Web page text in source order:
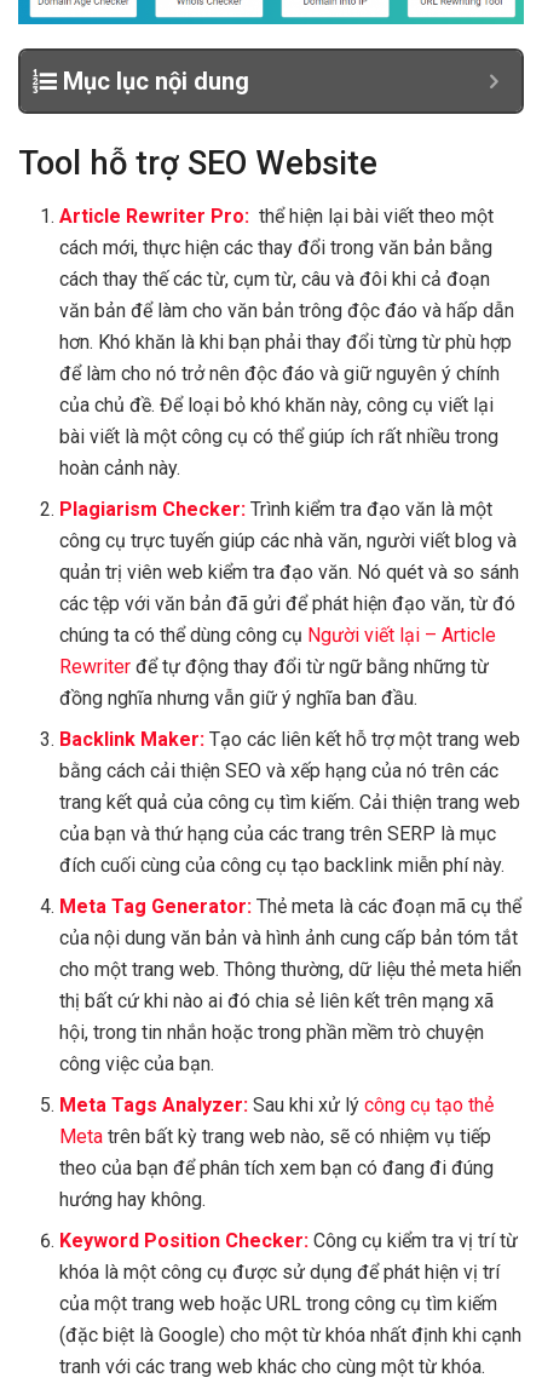
Mục lục nội dung
Tool hỗ trợ SEO Website
Article Rewriter Pro: thể hiện lại bài viết theo một
cách mới, thực hiện các thay đổi trong văn bản bằng
cách thay thế các từ, cụm từ, câu và đôi khi cả đoạn
văn bản để làm cho văn bản trông độc đáo và hấp dẫn
hơn. Khó khăn là khi bạn phải thay đổi từng từ phù hợp
để làm cho nó trở nên độc đáo và giữ nguyên ý chính
của chủ đề. Để loại bỏ khó khăn này, công cụ viết lại
bài viết là một công cụ có thể giúp ích rất nhiều trong
hoàn cảnh này.
Plagiarism Checker: Trình kiểm tra đạo văn là một
công cụ trực tuyến giúp các nhà văn, người viết blog và
quản trị viên web kiểm tra đạo văn. Nó quét và so sánh
các tệp với văn bản đã gửi để phát hiện đạo văn, từ đó
chúng ta có thể dùng công cụ Người viết lại – Article
Rewriter để tự động thay đổi từ ngữ bằng những từ
đồng nghĩa nhưng vẫn giữ ý nghĩa ban đầu.
Backlink Maker: Tạo các liên kết hỗ trợ một trang web
bằng cách cải thiện SEO và xếp hạng của nó trên các
trang kết quả của công cụ tìm kiếm. Cải thiện trang web
của bạn và thứ hạng của các trang trên SERP là mục
đích cuối cùng của công cụ tạo backlink miễn phí này.
Meta Tag Generator: Thẻ meta là các đoạn mã cụ thể
của nội dung văn bản và hình ảnh cung cấp bản tóm tắt
cho một trang web. Thông thường, dữ liệu thẻ meta hiển
thị bất cứ khi nào ai đó chia sẻ liên kết trên mạng xã
hội, trong tin nhắn hoặc trong phần mềm trò chuyện
công việc của bạn.
Meta Tags Analyzer: Sau khi xử lýcông cụ tạo thẻ
Meta trên bất kỳ trang web nào, sẽ có nhiệm vụ tiếp
theo của bạn để phân tích xem bạn có đang đi đúng
hướng hay không.
Keyword Position Checker: Công cụ kiểm tra vị trí từ
khóa là một công cụ được sử dụng để phát hiện vị trí
của một trang web hoặc URL trong công cụ tìm kiếm
(đặc biệt là Google) cho một từ khóa nhất định khi cạnh
tranh với các trang web khác cho cùng một từ khóa.